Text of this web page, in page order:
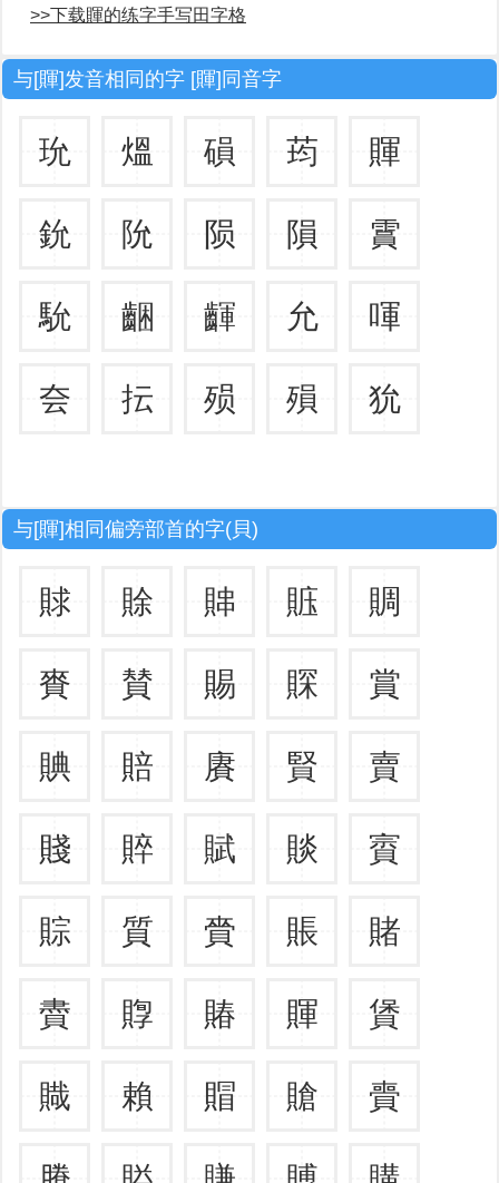
>>下载賱的练字手写田字格
与[賱]发音相同的字 [賱]同音字
玧 熅 磒 荺 賱
鈗 阭 陨 隕 霣
馻 齫 齳 允 喗
夽 抎 殒 殞 狁
与[賱]相同偏旁部首的字(貝)
賕 賖 賗 賘 賙
賚 賛 賜 賝 賞
賟 賠 賡 賢 賣
賤 賥 賦 賧 賨
賩 質 賫 賬 賭
賮 賯 賰 賱 賲
賳 賴 賵 賶 賷